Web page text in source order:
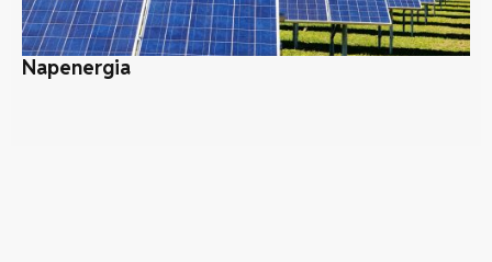
Napenergia